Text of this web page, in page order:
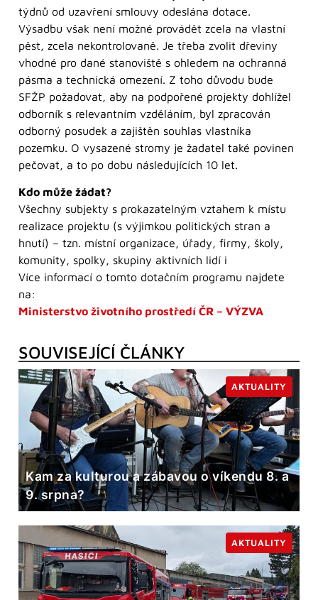
týdnů od uzavření smlouvy odeslána dotace.
Výsadbu však není možné provádět zcela na vlastní
pěst, zcela nekontrolovaně. Je třeba zvolit dřeviny
vhodné pro dané stanoviště s ohledem na ochranná
pásma a technická omezení. Z toho důvodu bude
SFŽP požadovat, aby na podpořené projekty dohlížel
odborník s relevantním vzděláním, byl zpracován
odborný posudek a zajištěn souhlas vlastníka
pozemku. O vysazené stromy je žadatel také povinen
pečovat, a to po dobu následujících 10 let.
Kdo může žádat?
Všechny subjekty s prokazatelným vztahem k místu
realizace projektu (s výjimkou politických stran a
hnutí) – tzn. místní organizace, úřady, firmy, školy,
komunity, spolky, skupiny aktivních lidí i
Více informací o tomto dotačním programu najdete
na:
Ministerstvo životního prostředí ČR – VÝZVA
SOUVISEJÍCÍ ČLÁNKY
Kam za kulturou a zábavou o víkendu 8. a
9. srpna?
AKTUALITY
AKTUALITY